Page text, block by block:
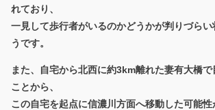
れており、
一見して歩行者がいるのかどうかが判りづら
うです。
また、自宅から北西に約3km離れた妻有大橋
ことから、
この自宅を起点に信濃川方面へ移動した可能